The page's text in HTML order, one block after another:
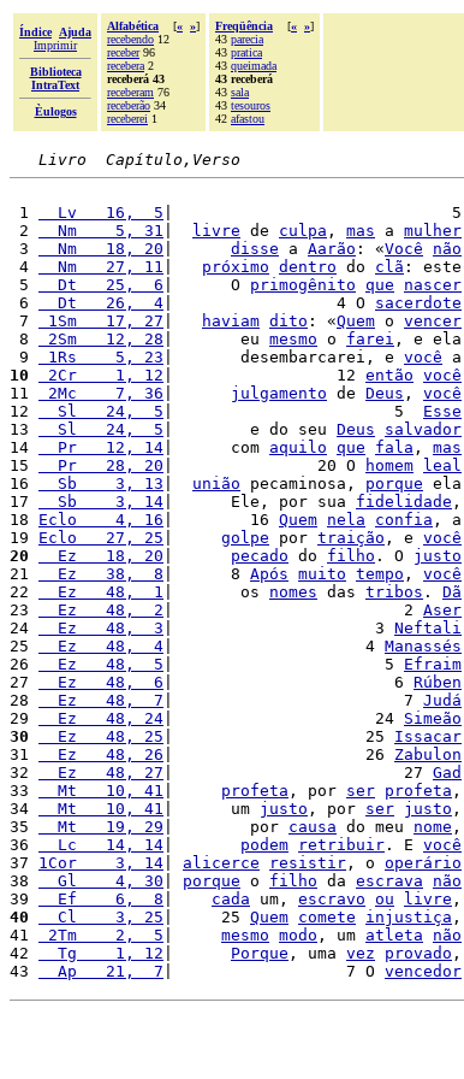
Índice
Ajuda
Imprimir
Biblioteca
IntraText
Èulogos
Alfabética [« »]
recebendo 12
receber96
recebera 2
receberá 43
receberam 76
receberão 34
receberei 1
Freqüência [« »]
43 parecia
43 pratica
43 queimada
43 receberá
43 sala
43 tesouros
42 afastou
Livro  Capítulo,Verso
1
  Lv   16,  5
|                             5
2
  Nm    5, 31
livre de culpa , mas a mulher
3
  Nm   18, 20
disse a Aarão : «Você não
4
  Nm   27, 11
próximo dentro do clã : este
5
  Dt   25,  6
|      O primogênito que nascer
6
  Dt   26,  4
|                 4 O sacerdote
7
1Sm   17, 27 haviam dito : «Quem o vencer
8
2Sm   12, 28 |       eu mesmo o farei , e ela
9
1Rs    5, 23 |       desembarcarei, e você a
10
2Cr    1, 12 |                 12 então você
11
2Mc    7, 36 julgamento de Deus , você
12
  Sl   24,  5
|                       5 Esse
13
  Sl   24,  5
|        e do seu Deus salvador
14
  Pr   12, 14
|      com aquilo que fala , mas
15
  Pr   28, 20
|               20 O homem leal
16
  Sb    3, 13
união pecaminosa, porque ela
17
  Sb    3, 14
|      Ele, por sua fidelidade ,
18 Eclo    4, 16 |        16 Quem nela confia , a
19 Eclo   27, 25 golpe por traição , e você
20
  Ez   18, 20
pecado do filho . O justo
21
  Ez   38,  8
|      8 Após muito tempo , você
22
  Ez   48,  1
|       os nomes das tribos . Dã
23
  Ez   48,  2
|                        2 Aser
24
  Ez   48,  3
|                     3 Neftali
25
  Ez   48,  4
|                    4 Manassés
26
  Ez   48,  5
|                      5 Efraim
27
  Ez   48,  6
|                       6 Rúben
28
  Ez   48,  7
|                        7 Judá
29
  Ez   48, 24
|                     24 Simeão
30
  Ez   48, 25
|                    25 Issacar
31
  Ez   48, 26
|                    26 Zabulon
32
  Ez   48, 27
|                        27 Gad
33
  Mt   10, 41
profeta , por ser profeta ,
34
  Mt   10, 41
|      um justo , por ser justo ,
35
  Mt   19, 29
|        por causa do meu nome ,
36
  Lc   14, 14
podem retribuir . E você
37 1Cor    3, 14 alicerce resistir , o operário
38
  Gl    4, 30
porque o filho da escrava não
39
  Ef    6,  8
cada um, escravo ou livre ,
40
  Cl    3, 25
|     25 Quem comete injustiça ,
41
2Tm    2,  5 mesmo modo , um atleta não
42
  Tg    1, 12
Porque , uma vez provado ,
43
  Ap   21,  7
|                  7 O vencedor